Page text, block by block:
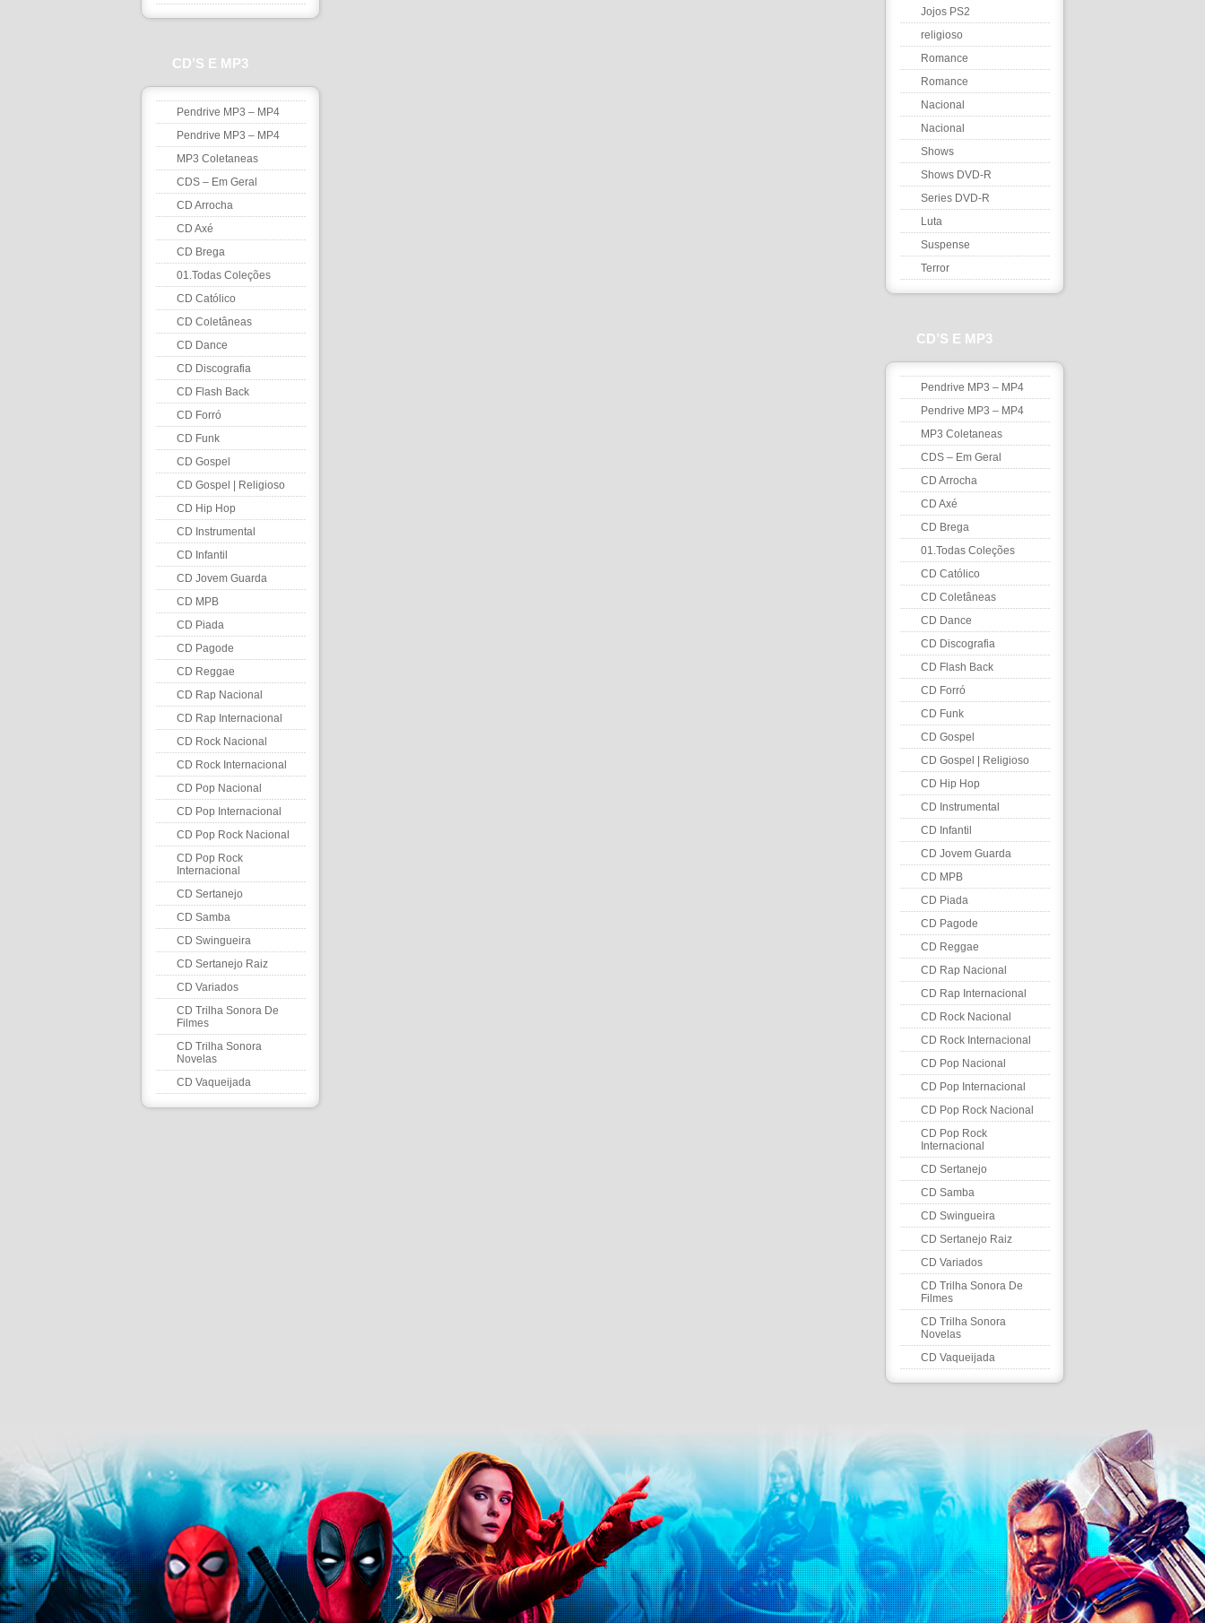
CD’S E MP3
Pendrive MP3 – MP4
Pendrive MP3 – MP4
MP3 Coletaneas
CDS – Em Geral
CD Arrocha
CD Axé
CD Brega
01.Todas Coleções
CD Católico
CD Coletâneas
CD Dance
CD Discografia
CD Flash Back
CD Forró
CD Funk
CD Gospel
CD Gospel | Religioso
CD Hip Hop
CD Instrumental
CD Infantil
CD Jovem Guarda
CD MPB
CD Piada
CD Pagode
CD Reggae
CD Rap Nacional
CD Rap Internacional
CD Rock Nacional
CD Rock Internacional
CD Pop Nacional
CD Pop Internacional
CD Pop Rock Nacional
CD Pop Rock
Internacional
CD Sertanejo
CD Samba
CD Swingueira
CD Sertanejo Raiz
CD Variados
CD Trilha Sonora De
Filmes
CD Trilha Sonora
Novelas
CD Vaqueijada
Jojos PS2
religioso
Romance
Romance
Nacional
Nacional
Shows
Shows DVD-R
Series DVD-R
Luta
Suspense
Terror
CD’S E MP3
Pendrive MP3 – MP4
Pendrive MP3 – MP4
MP3 Coletaneas
CDS – Em Geral
CD Arrocha
CD Axé
CD Brega
01.Todas Coleções
CD Católico
CD Coletâneas
CD Dance
CD Discografia
CD Flash Back
CD Forró
CD Funk
CD Gospel
CD Gospel | Religioso
CD Hip Hop
CD Instrumental
CD Infantil
CD Jovem Guarda
CD MPB
CD Piada
CD Pagode
CD Reggae
CD Rap Nacional
CD Rap Internacional
CD Rock Nacional
CD Rock Internacional
CD Pop Nacional
CD Pop Internacional
CD Pop Rock Nacional
CD Pop Rock
Internacional
CD Sertanejo
CD Samba
CD Swingueira
CD Sertanejo Raiz
CD Variados
CD Trilha Sonora De
Filmes
CD Trilha Sonora
Novelas
CD Vaqueijada